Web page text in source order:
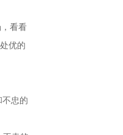
看看
优的
忠的